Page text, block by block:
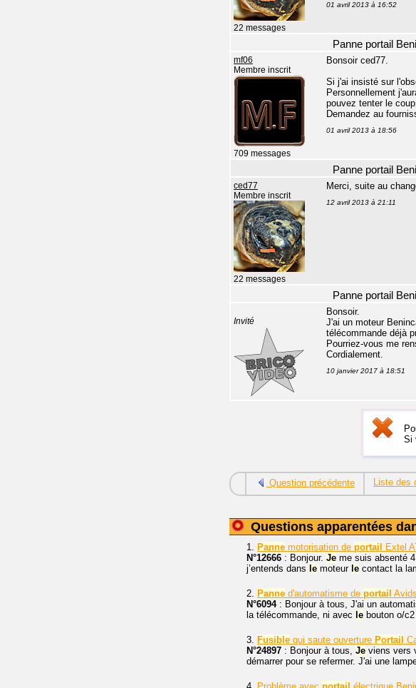
22 messages
01 avril 2013 à 16:52
Panne portail
mf06
Membre inscrit
709 messages
Bonsoir ced77.
Si j'ai insisté sur
Personnellement
pouvez tenter le
Demandez au
01 avril 2013 à 18:56
Panne portail
ced77
Membre inscrit
22 messages
Merci, suite au
12 avril 2013 à 21:11
Panne portail
Invité
Bonsoir.
J'ai un moteur
télécommande déjà
Pourriez-vous me
Cordialement.
10 janvier 2017 à 18:51
Si
Question précédente Liste des
Questions apparentées
1. Panne motorisation de portail
Extel
N°12666 : Bonjour. Je me suis absenté
j’entends dans le moteur le contact la
2. Panne d'automatisme de portail
N°6094: Bonjour à tous, J'ai un
la télécommande, ni avec le bouton o/
3. Fusible qui saute ouverture Portail
N°24897 : Bonjour à tous, Je viens vers
démarrer pour se refermer. J'ai une